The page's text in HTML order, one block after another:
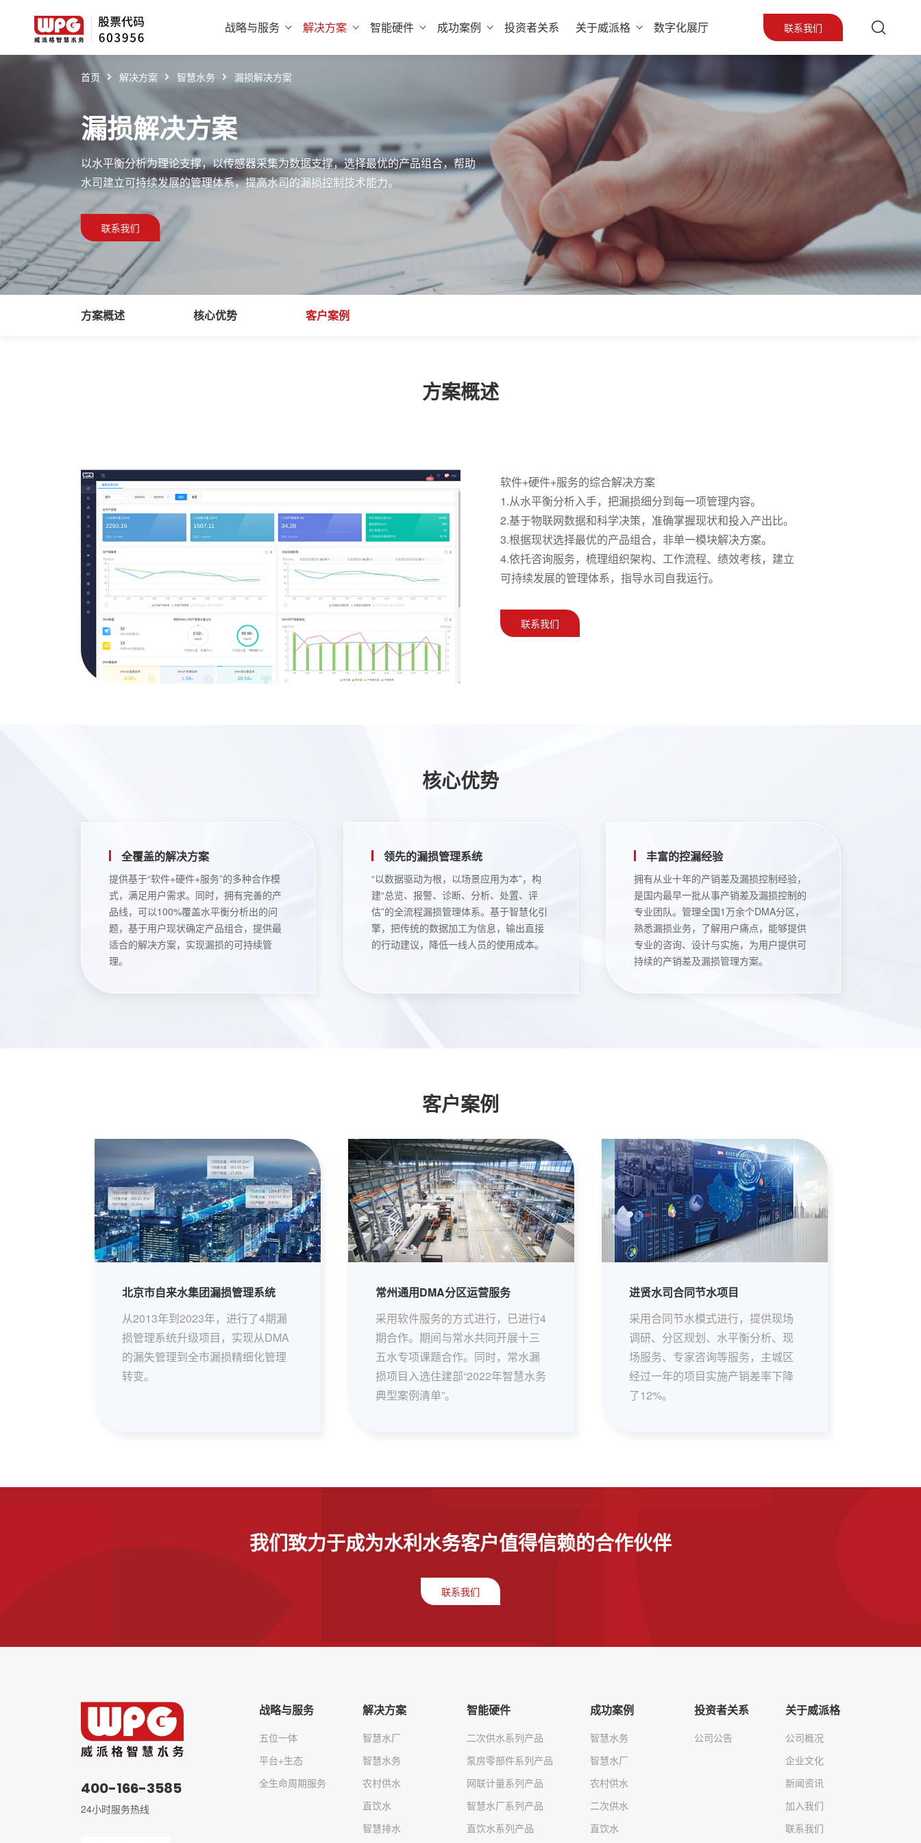
战略与服务 解决方案 智能硬件 成功案例 投资者关系 关于威派格 数字化展厅 联系我们
漏损解决方案
以水平衡分析为理论支撑，以传感器采集为数据支撑，选择最优的产品组合，帮助
水司建立可持续发展的管理体系，提高水司的漏损控制技术能力。
联系我们
首页 解决方案 智慧水务 漏损解决方案
方案概述 核心优势 客户案例
方案概述
软件+硬件+服务的综合解决方案
1.从水平衡分析入手，把漏损细分到每一项管理内容。
2.基于物联网数据和科学决策，准确掌握现状和投入产出比。
3.根据现状选择最优的产品组合，非单一模块解决方案。
4.依托咨询服务，梳理组织架构、工作流程、绩效考核，建立
可持续发展的管理体系，指导水司自我运行。
联系我们
核心优势
全覆盖的解决方案
提供基于“软件+硬件+服务”的多种合作模
式，满足用户需求。同时，拥有完善的产
品线，可以100%覆盖水平衡分析出的问
题，基于用户现状确定产品组合，提供最
适合的解决方案，实现漏损的可持续管
理。
领先的漏损管理系统
“以数据驱动为根，以场景应用为本”，构
建“总览、报警、诊断、分析、处置、评
估”的全流程漏损管理体系。基于智慧化引
擎，把传统的数据加工为信息，输出直接
的行动建议，降低一线人员的使用成本。
丰富的控漏经验
拥有从业十年的产销差及漏损控制经验，
是国内最早一批从事产销差及漏损控制的
专业团队。管理全国1万余个DMA分区，
熟悉漏损业务，了解用户痛点，能够提供
专业的咨询、设计与实施，为用户提供可
持续的产销差及漏损管理方案。
客户案例
北京市自来水集团漏损管理系统
从2013年到2023年，进行了4期漏
损管理系统升级项目，实现从DMA
的漏失管理到全市漏损精细化管理
转变。
常州通用DMA分区运营服务
采用软件服务的方式进行，已进行4
期合作。期间与常水共同开展十三
五水专项课题合作。同时，常水漏
损项目入选住建部“2022年智慧水务
典型案例清单”。
进贤水司合同节水项目
采用合同节水模式进行，提供现场
调研、分区规划、水平衡分析、现
场服务、专家咨询等服务，主城区
经过一年的项目实施产销差率下降
了12%。
我们致力于成为水利水务客户值得信赖的合作伙伴
联系我们
400-166-3585
24小时服务热线
战略与服务
五位一体
平台+生态
全生命周期服务
解决方案
智慧水厂
智慧水务
农村供水
直饮水
智慧排水
智能硬件
二次供水系列产品
泵房零部件系列产品
网联计量系列产品
智慧水厂系列产品
直饮水系列产品
成功案例
智慧水务
智慧水厂
农村供水
二次供水
直饮水
投资者关系
公司公告
关于威派格
公司概况
企业文化
新闻资讯
加入我们
联系我们